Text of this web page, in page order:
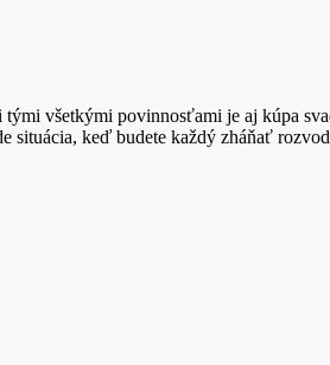
všetkými povinnosťami je aj kúpa
situácia, keď budete každý zháňať